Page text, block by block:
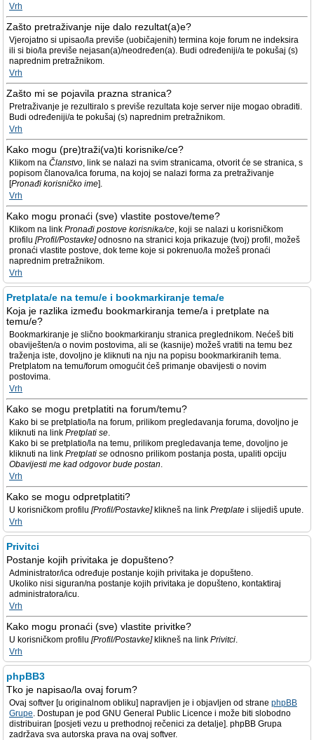
Vrh
Zašto pretraživanje nije dalo rezultat(a)e?
Vjerojatno si upisao/la previše (uobičajenih) termina koje forum ne indeksira
ili si bio/la previše nejasan(a)/neodređen(a). Budi određeniji/a te pokušaj (s)
naprednim pretražnikom.
Vrh
Zašto mi se pojavila prazna stranica?
Pretraživanje je rezultiralo s previše rezultata koje server nije mogao obraditi.
Budi određeniji/a te pokušaj (s) naprednim pretražnikom.
Vrh
Kako mogu (pre)traži(va)ti korisnike/ce?
Klikom na Članstvo, link se nalazi na svim stranicama, otvorit će se stranica, s
popisom članova/ica foruma, na kojoj se nalazi forma za pretraživanje
[Pronađi korisničko ime].
Vrh
Kako mogu pronaći (sve) vlastite postove/teme?
Klikom na link Pronađi postove korisnika/ce, koji se nalazi u korisničkom
profilu [Profil/Postavke]odnosno na stranici koja prikazuje (tvoj) profil, možeš
pronaći vlastite postove, dok teme koje si pokrenuo/la možeš pronaći
naprednim pretražnikom.
Vrh
Pretplata/e na temu/e i bookmarkiranje tema/e
Koja je razlika između bookmarkiranja teme/a i pretplate na
temu/e?
Bookmarkiranje je slično bookmarkiranju stranica preglednikom. Nećeš biti
obaviješten/a o novim postovima, ali se (kasnije) možeš vratiti na temu bez
traženja iste, dovoljno je kliknuti na nju na popisu bookmarkiranih tema.
Pretplatom na temu/forum omogućit ćeš primanje obavijesti o novim
postovima.
Vrh
Kako se mogu pretplatiti na forum/temu?
Kako bi se pretplatio/la na forum, prilikom pregledavanja foruma, dovoljno je
kliknuti na link Pretplati se.
Kako bi se pretplatio/la na temu, prilikom pregledavanja teme, dovoljno je
kliknuti na link Pretplati se odnosno prilikom postanja posta, upaliti opciju
Obavijesti me kad odgovor bude postan.
Vrh
Kako se mogu odpretplatiti?
U korisničkom profilu [Profil/Postavke]klikneš na link Pretplate i slijediš upute.
Vrh
Privitci
Postanje kojih privitaka je dopušteno?
Administrator/ica određuje postanje kojih privitaka je dopušteno.
Ukoliko nisi siguran/na postanje kojih privitaka je dopušteno, kontaktiraj
administratora/icu.
Vrh
Kako mogu pronaći (sve) vlastite privitke?
U korisničkom profilu [Profil/Postavke]klikneš na link Privitci.
Vrh
phpBB3
Tko je napisao/la ovaj forum?
Ovaj softver [u originalnom obliku] napravljen je i objavljen od strane phpBB
Grupe. Dostupan je pod GNU General Public Licence i može biti slobodno
distribuiran [posjeti vezu u prethodnoj rečenici za detalje]. phpBB Grupa
zadržava sva autorska prava na ovaj softver.